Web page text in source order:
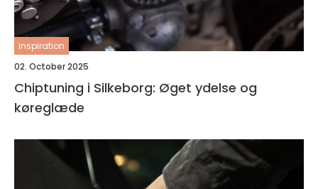
inspiration
02. October 2025
Chiptuning i Silkeborg: Øget ydelse og
køreglæde